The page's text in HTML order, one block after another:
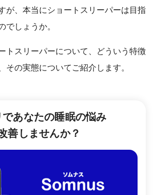
が、本当にショートスリーパーは目指
でしょうか。
トスリーパーについて、どういう特徴
その実態についてご紹介します。
であなたの睡眠の悩み
善しませんか？